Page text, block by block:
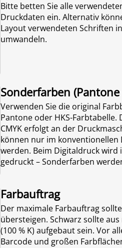
Bitte betten Sie alle
Druckdaten ein. Alternativ
Layout verwendeten Schriften
umwandeln.
Sonderfarben (Pantone
Verwenden Sie die original
Pantone oder HKS-Farbtabelle.
CMYK erfolgt an der
können nur im konventionellen
werden. Beim Digitaldruck wird
gedruckt – Sonderfarben
Farbauftrag
Der maximale Farbauftrag
übersteigen. Schwarz sollte
(100 % K) aufgebaut sein. Vor
Barcode und großen